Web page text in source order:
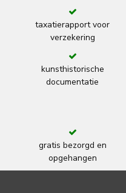
taxatierapport voor
verzekering
kunsthistorische
documentatie
gratis bezorgd en
opgehangen